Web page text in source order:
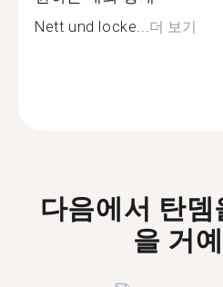
Nett und locke...더 보기
다음에서 탄뎀
을 거